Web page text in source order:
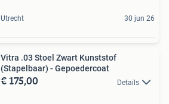
Utrecht 30 jun 26
Vitra .03 Stoel Zwart Kunststof
(Stapelbaar) - Gepoedercoat
€ 175,00 Details